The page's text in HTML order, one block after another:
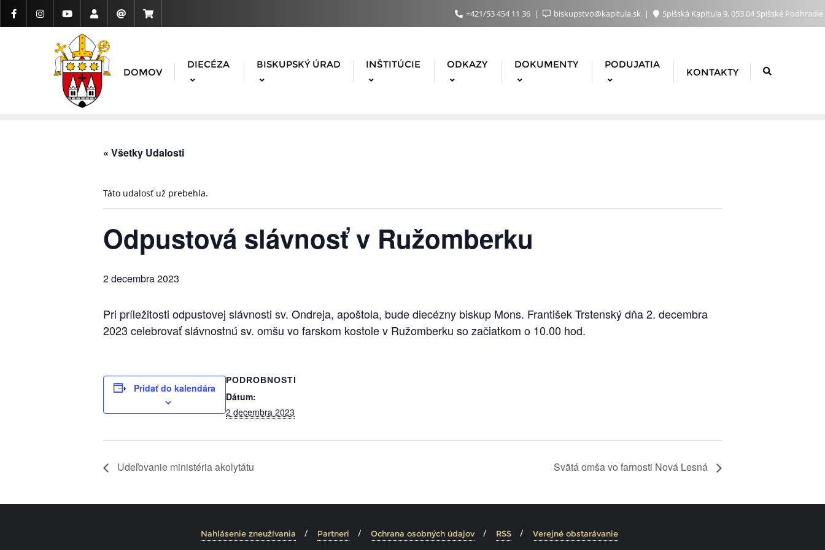
+421/53 454 11 36 biskupstvo@kapitula.sk Spišská Kapitula 9, 053 04 Spišské Podhradie
DOMOV
DIECÉZA BISKUPSKÝ ÚRAD INŠTITÚCIE ODKAZY DOKUMENTY PODUJATIA
KONTAKTY
« Všetky Udalosti
Táto udalosť už prebehla.
Odpustová slávnosť v Ružomberku
2 decembra 2023
Pri príležitosti odpustovej slávnosti sv. Ondreja, apoštola, bude diecézny biskup Mons. František Trstenský dňa 2. decembra
2023 celebrovať slávnostnú sv. omšu vo farskom kostole v Ružomberku so začiatkom o 10.00 hod.
Pridať do kalendára
PODROBNOSTI
Dátum:
2 decembra 2023
Udeľovanie ministéria akolytátu Svätá omša vo farnosti Nová Lesná
Nahlásenie zneužívania Partneri Ochrana osobných údajov RSS Verejné obstarávanie